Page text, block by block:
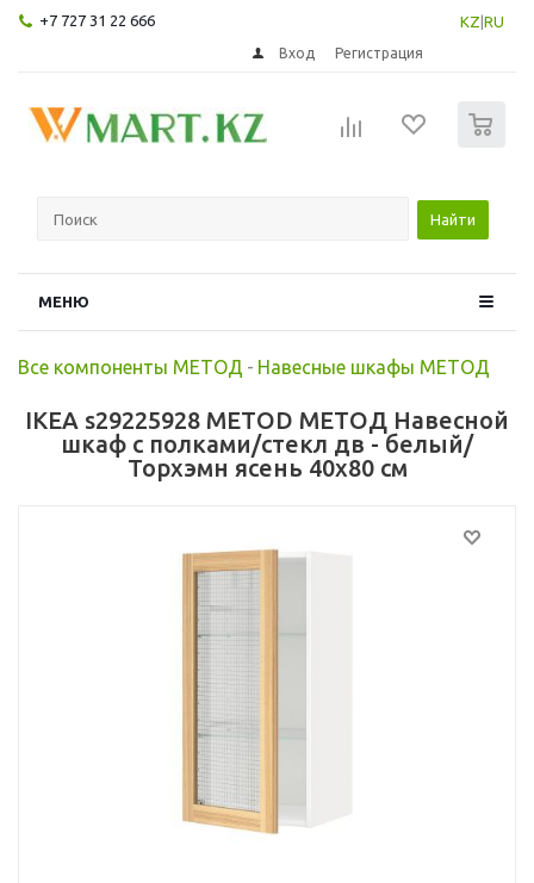
+7 727 31 22 666 KZ RU
Вход Регистрация
Найти
МЕНЮ
Все компоненты МЕТОД - Навесные шкафы МЕТОД
IKEA s29225928 METOD МЕТОД Навесной
шкаф с полками/стекл дв - белый/
Торхэмн ясень 40x80 см